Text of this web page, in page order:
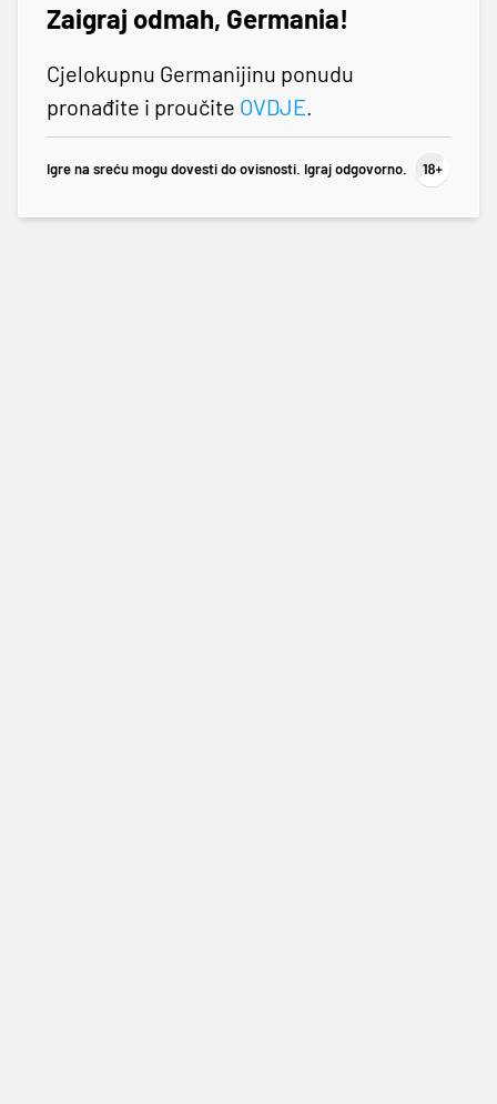
Zaigraj odmah, Germania!
Cjelokupnu Germanijinu ponudu
pronađite i proučite OVDJE.
Igre na sreću mogu dovesti do ovisnosti. Igraj odgovorno.